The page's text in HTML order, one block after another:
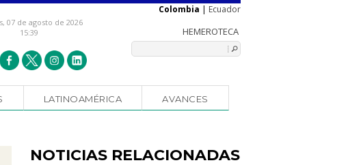
07 de agosto de 2026
15:39
Colombia | Ecuador
LATINOAMÉRICA AVANCES
NOTICIAS RELACIONADAS